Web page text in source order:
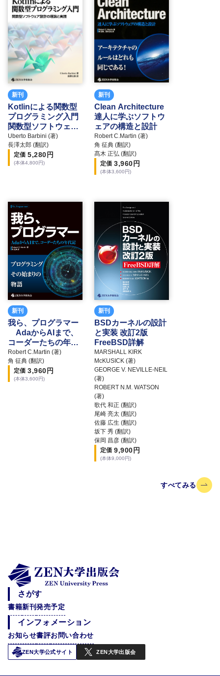
新刊
Kotlinによる関数型
プログラミング入門
関数型ソフトウェア
設計の理論と実践
Uberto Barbini (著)
長澤太郎 (翻訳)
定価 5,280 円
(本体4,800円)
新刊
Clean Architecture
達人に学ぶソフトウ
ェアの構造と設計
Robert C.Martin (著)
角 征典 (翻訳)
髙木 正弘 (翻訳)
定価 3,960 円
(本体3,600円)
新刊
我ら、プログラマー
AdaからAIまで、
コーダーたちの年代
記
Robert C.Martin (著)
角 征典 (翻訳)
定価 3,960 円
(本体3,600円)
新刊
BSDカーネルの設計
と実装 改訂2版
FreeBSD詳解
MARSHALL KIRK
McKUSICK (著)
GEORGE V. NEVILLE-NEIL
(著)
ROBERT N.M. WATSON
(著)
歌代 和正 (翻訳)
尾崎 亮太 (翻訳)
佐藤 広生 (翻訳)
坂下 秀 (翻訳)
保岡 昌彦 (翻訳)
定価 9,900 円
(本体9,000円)
すべてみる
さがす
書籍新刊発売予定
インフォメーション
お知らせ書評お問い合わせ
ZEN大学公式サイト ZEN大学出版会